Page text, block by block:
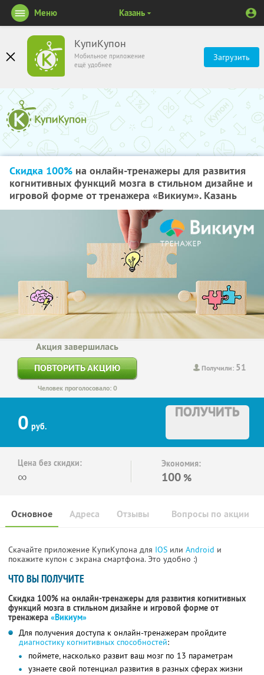
КупиКупон
Мобильное приложение
ещё удобнее
Загрузить
Меню Казань
Скидка 100% на онлайн-тренажеры для развития
когнитивных функций мозга в стильном дизайне и
игровой форме от тренажера «Викиум». Казань
Получили: 51
Акция завершилась
ПОВТОРИТЬ АКЦИЮ
Человек проголосовало: 0
0 руб.
ПОЛУЧИТЬ
Цена без скидки:
∞
Экономия:
100 %
Основное Отзывы Вопросы по акции
Адреса
Скачайте приложение КупиКупона для IOS или Android и
покажите купон с экрана смартфона. Это удобно :)
ЧТО ВЫ ПОЛУЧИТЕ
Скидка 100% на онлайн-тренажеры для развития когнитивных
функций мозга в стильном дизайне и игровой форме от
тренажера «Викиум»
Для получения доступа к онлайн-тренажерам пройдите
диагностику когнитивных способностей:
поймете, насколько развит ваш мозг по 13 параметрам
узнаете свой потенциал развития в разных сферах жизни